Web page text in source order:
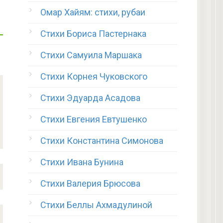
Омар Хайям: стихи, рубаи
Стихи Бориса Пастернака
Стихи Самуила Маршака
Стихи Корнея Чуковского
Стихи Эдуарда Асадова
Стихи Евгения Евтушенко
Стихи Константина Симонова
Стихи Ивана Бунина
Стихи Валерия Брюсова
Стихи Беллы Ахмадулиной